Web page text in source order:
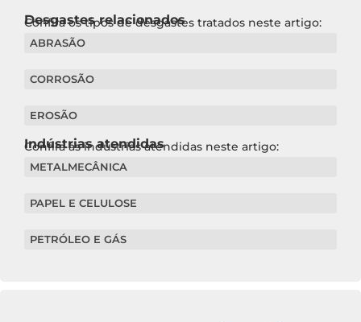
Desgastes relacionados
Confira os tipos de desgastes tratados neste artigo:
ABRASÃO
CORROSÃO
EROSÃO
Indústrias atendidas
Confira as indústrias atendidas neste artigo:
METALMECÂNICA
PAPEL E CELULOSE
PETRÓLEO E GÁS